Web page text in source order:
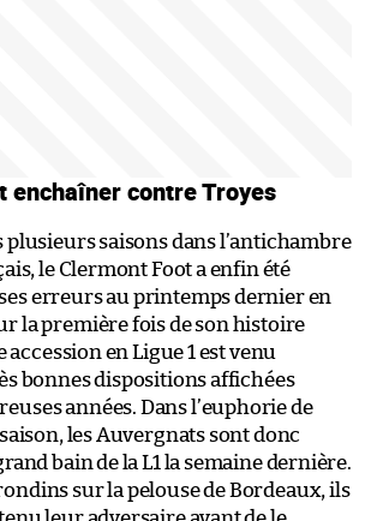
enchaîner contre Troyes
plusieurs saisons dans l’antichambre
le Clermont Foot a enfin été
erreurs au printemps dernier en
la première fois de son histoire
accession en Ligue 1 est venu
bonnes dispositions affichées
années. Dans l’euphorie de
les Auvergnats sont donc
bain de la L1 la semaine dernière.
sur la pelouse de Bordeaux, ils